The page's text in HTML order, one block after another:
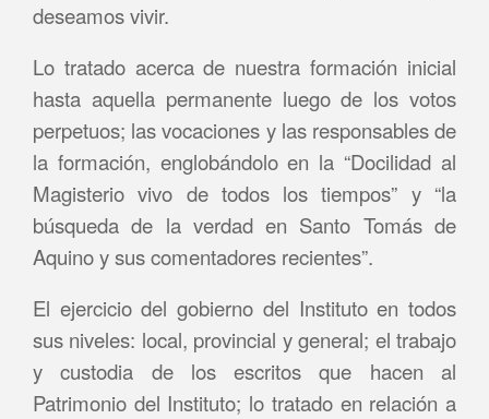
deseamos vivir.
Lo tratado acerca de nuestra formación inicial
hasta aquella permanente luego de los votos
perpetuos; las vocaciones y las responsables de
la formación, englobándolo en la “Docilidad al
Magisterio vivo de todos los tiempos” y “la
búsqueda de la verdad en Santo Tomás de
Aquino y sus comentadores recientes”.
El ejercicio del gobierno del Instituto en todos
sus niveles: local, provincial y general; el trabajo
y custodia de los escritos que hacen al
Patrimonio del Instituto; lo tratado en relación a